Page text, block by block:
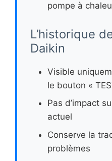
pompe à
L’historique
Daikin
Visible
le bouton «
Pas d’impact
actuel
Conserve la
problèmes